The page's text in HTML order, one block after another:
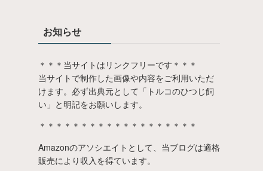
お知らせ
＊＊＊当サイトはリンクフリーです＊＊＊
当サイトで制作した画像や内容をご利用いただ
けます。必ず出典元として「トルコのひつじ飼
い」と明記をお願いします。
＊＊＊＊＊＊＊＊＊＊＊＊＊＊＊＊＊＊＊
Amazonのアソシエイトとして、当ブログは適格
販売により収入を得ています。